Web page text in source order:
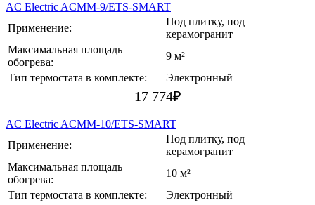
AC Electric ACMM-9/ETS-SMART
Применение:
Под плитку, под
керамогранит
Максимальная площадь
обогрева:
9 м²
Тип термостата в комплекте:
Электронный
17 774₽
AC Electric ACMM-10/ETS-SMART
Применение:
Под плитку, под
керамогранит
Максимальная площадь
обогрева:
10 м²
Тип термостата в комплекте:
Электронный